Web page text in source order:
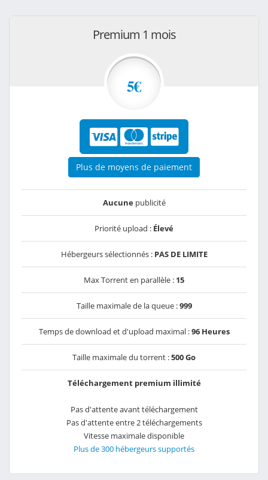
Premium 1 mois
5€
Plus de moyens de paiement
Aucunepublicité
Priorité upload : Élevé
Hébergeurs sélectionnés : PAS DE LIMITE
Max Torrent en parallèle : 15
Taille maximale de la queue :999
Temps de download et d'upload maximal :96 Heures
Taille maximale du torrent :500 Go
Téléchargement premium illimité
Pas d'attente avant téléchargement
Pas d'attente entre 2 téléchargements
Vitesse maximale disponible
Plus de 300 hébergeurs supportés